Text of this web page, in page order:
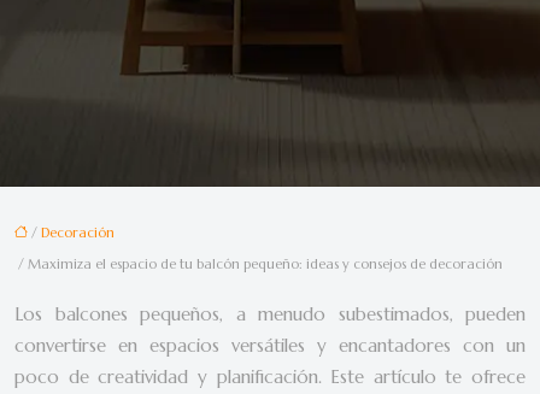
/ Decoración
/ Maximiza el espacio de tu balcón pequeño: ideas y consejos de decoración
Los balcones pequeños, a menudo subestimados, pueden
convertirse en espacios versátiles y encantadores con un
poco de creatividad y planificación. Este artículo te ofrece